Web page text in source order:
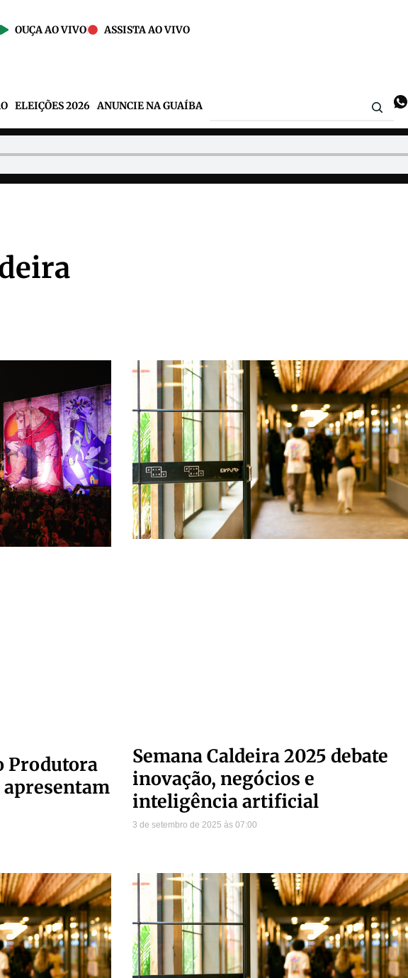
OUÇA AO VIVO ASSISTA AO VIVO
ELEIÇÕES 2026 ANUNCIE NA GUAÍBA
Produtora
Semana Caldeira 2025 debate
inovação, negócios e
inteligência artificial
3 de setembro de 2025 07:00